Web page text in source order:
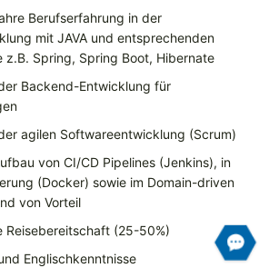
Berufserfahrung in der
mit JAVA und entsprechenden
z.B. Spring, Spring Boot, Hibernate
Backend-Entwicklung für
agilen Softwareentwicklung (Scrum)
von CI/CD Pipelines (Jenkins), in
(Docker) sowie im Domain-driven
von Vorteil
Reisebereitschaft (25-50%)
Englischkenntnisse